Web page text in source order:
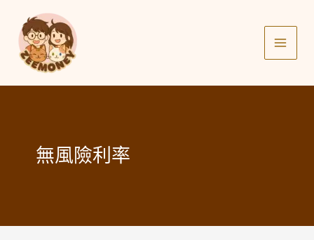
content
無風險利率